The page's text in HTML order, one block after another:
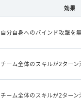
効果
自分自身へのバインド攻撃を
チーム全体のスキルが2ター
チーム全体のスキルが2ター